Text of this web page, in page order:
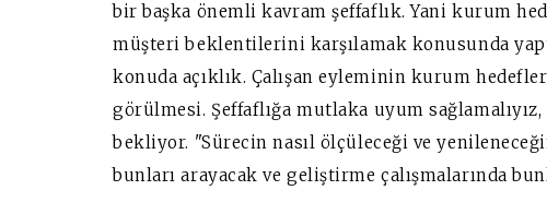
bir başka önemli kavram şeffaflık. Yani kurum
müşteri beklentilerini karşılamak konusunda
konuda açıklık. Çalışan eyleminin kurum
görülmesi. Şeffaflığa mutlaka uyum
bekliyor. "Sürecin nasıl ölçüleceği ve
bunları arayacak ve geliştirme çalışmalarında